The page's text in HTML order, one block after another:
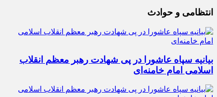
انتظامی و حوادث
بیانیه سپاه عاشورا در پی شهادت رهبر معظم انقلاب
اسلامی امام خامنه‌ای